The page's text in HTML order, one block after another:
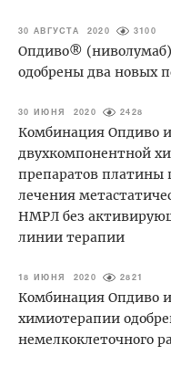
30 АВГУСТА 2020 3100
Опдиво®
одобрены два новых
30 ИЮНЯ 2020 2428
Комбинация Опдиво
двухкомпонентной
препаратов платины
лечения
НМРЛ без
линии терапии
18 ИЮНЯ 2020 2821
Комбинация Опдиво
химиотерапии
немелкоклеточного